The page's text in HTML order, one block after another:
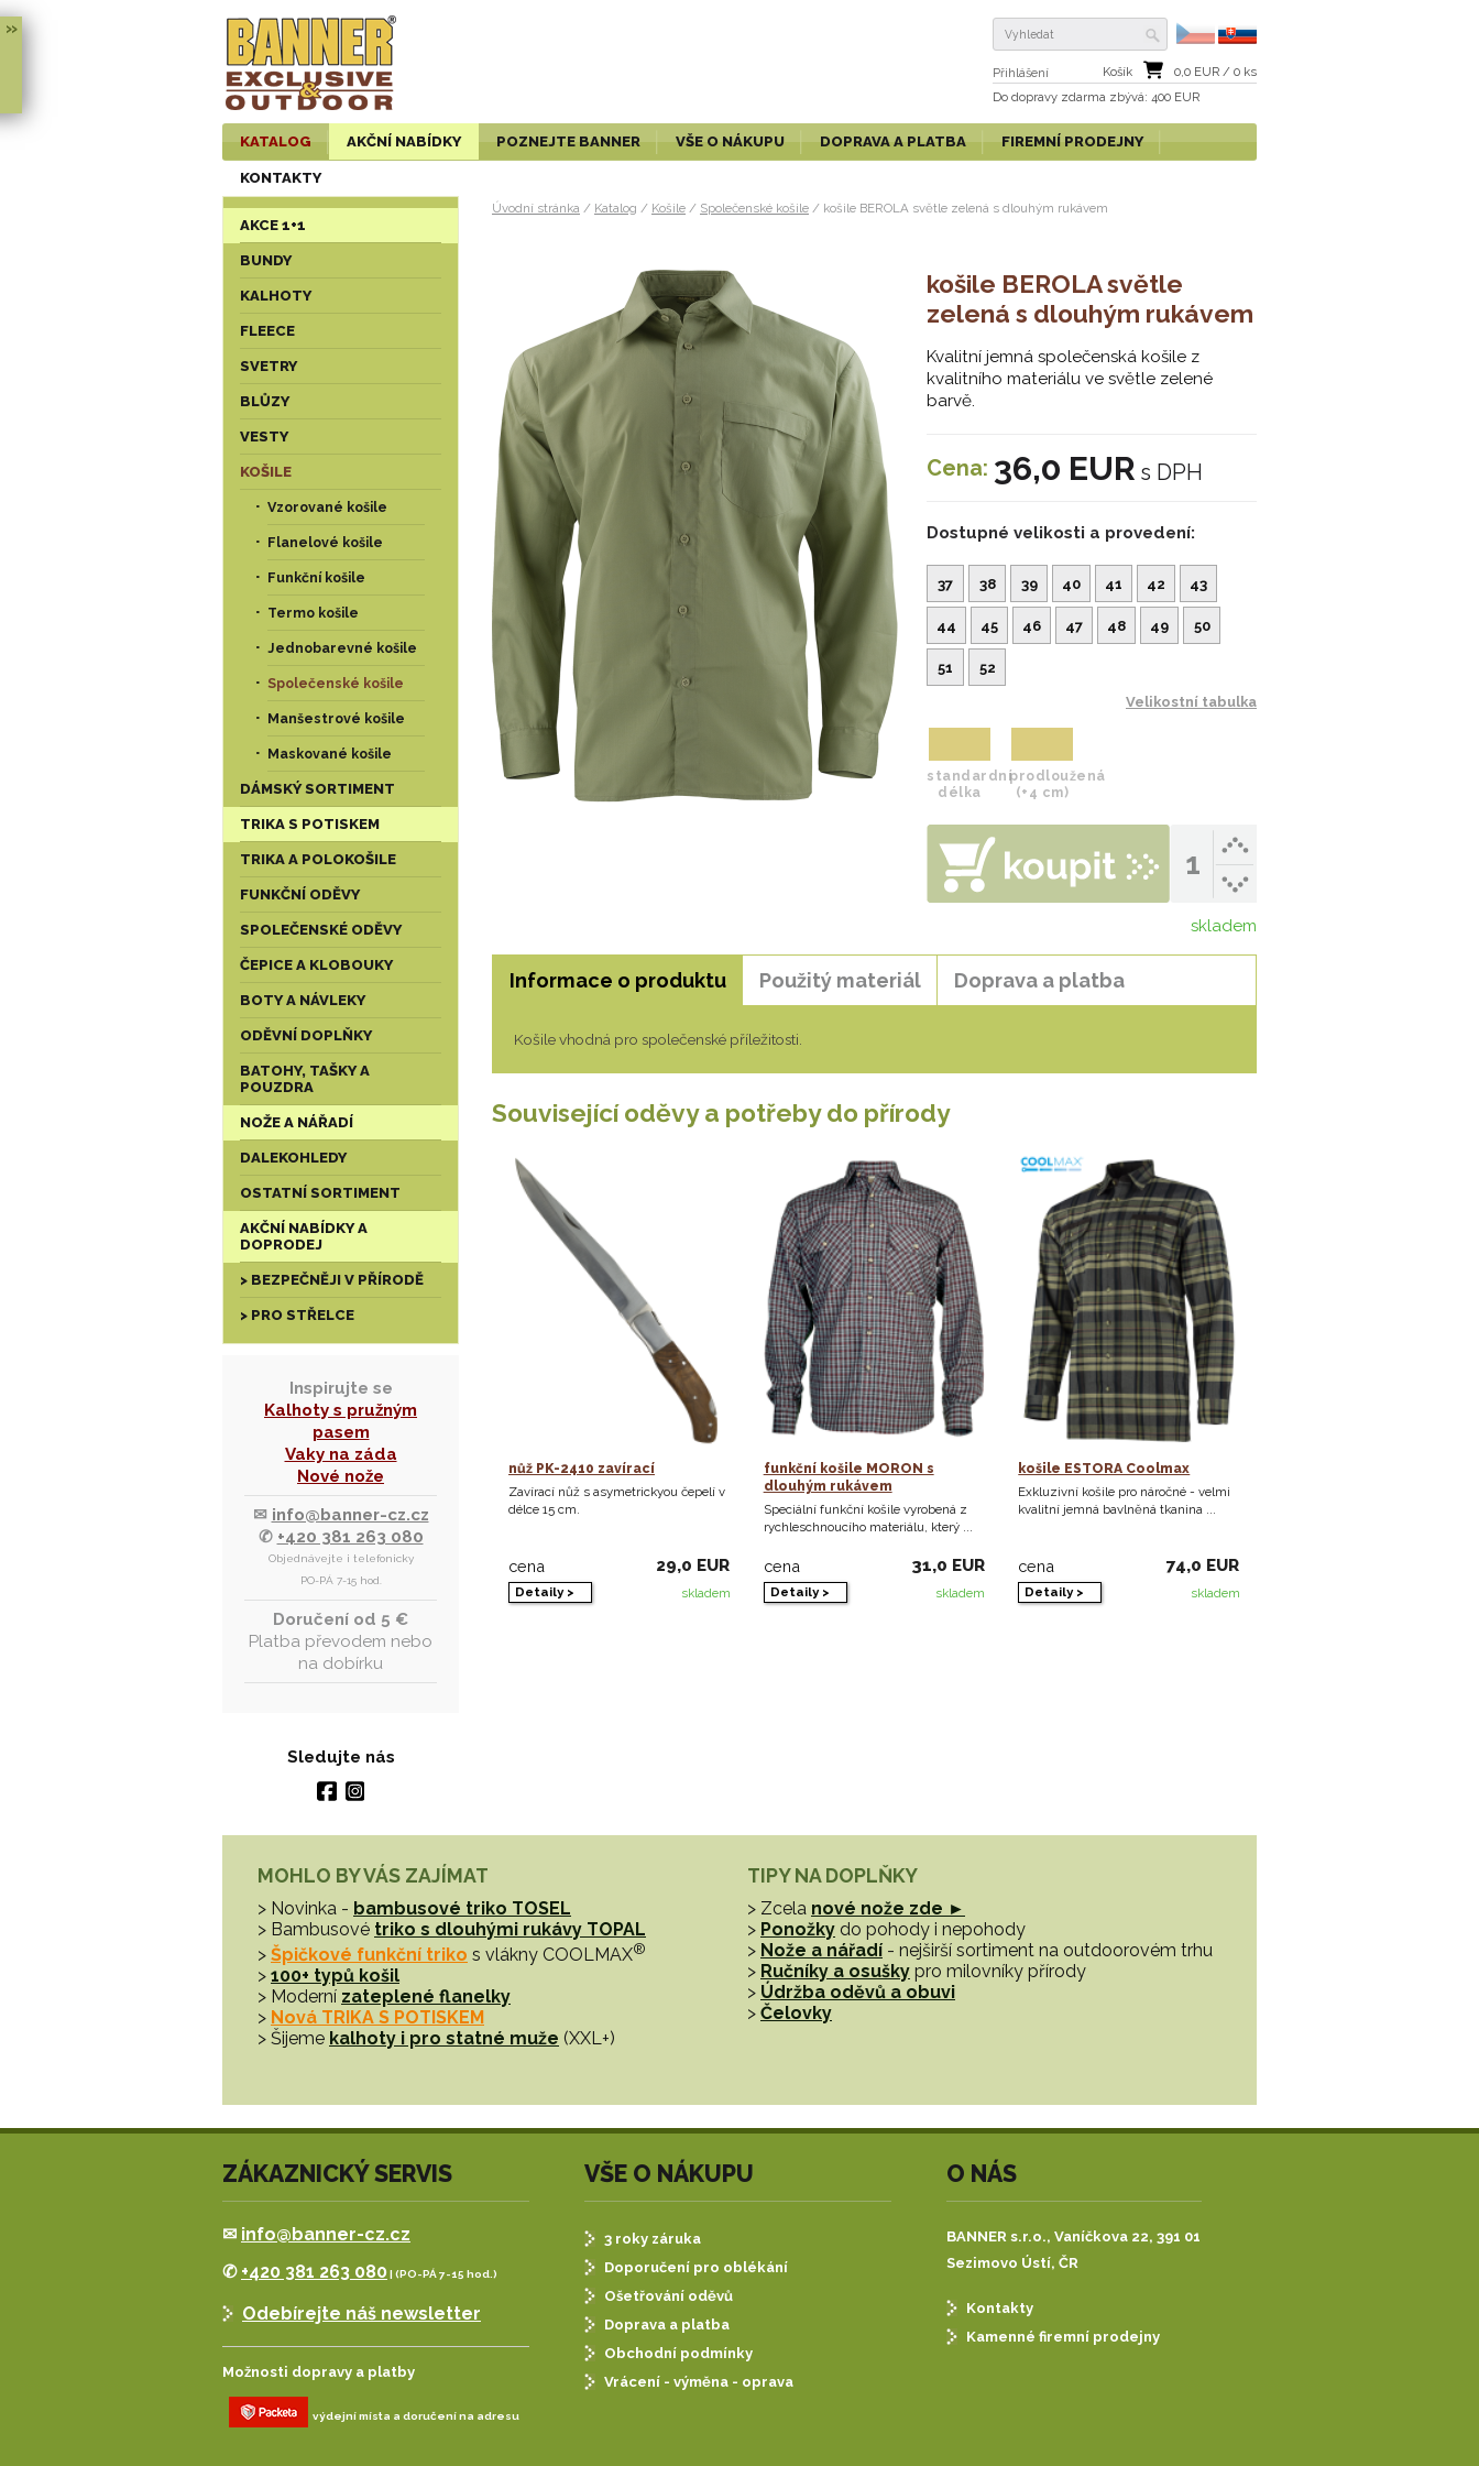
»
Přihlášení Košík 0,0 EUR / 0 ks
Do dopravy zdarma zbývá: 400 EUR
KATALOG AKČNÍ NABÍDKY POZNEJTE BANNER VŠE O NÁKUPU DOPRAVA A PLATBA FIREMNÍ PRODEJNY
KONTAKTY
AKCE 1+1
BUNDY
KALHOTY
FLEECE
SVETRY
BLŮZY
VESTY
KOŠILE
Vzorované košile
Flanelové košile
Funkční košile
Termo košile
Jednobarevné košile
Společenské košile
Manšestrové košile
Maskované košile
DÁMSKÝ SORTIMENT
TRIKA S POTISKEM
TRIKA A POLOKOŠILE
FUNKČNÍ ODĚVY
SPOLEČENSKÉ ODĚVY
ČEPICE A KLOBOUKY
BOTY A NÁVLEKY
ODĚVNÍ DOPLŇKY
BATOHY, TAŠKY A
POUZDRA
NOŽE A NÁŘADÍ
DALEKOHLEDY
OSTATNÍ SORTIMENT
AKČNÍ NABÍDKY A
DOPRODEJ
> BEZPEČNĚJI V PŘÍRODĚ
> PRO STŘELCE
Inspirujte se
Kalhoty s pružným
pasem
Vaky na záda
Nové nože
✉ info@banner-cz.cz
✆ +420 381 263 080
Objednávejte i telefonicky
PO-PÁ 7-15 hod.
Doručení od 5 €
Platba převodem nebo
na dobírku
Sledujte nás
Úvodní stránka / Katalog / Košile / Společenské košile / košile BEROLA světle zelená s dlouhým rukávem
košile BEROLA světle
zelená s dlouhým rukávem
Kvalitní jemná společenská košile z
kvalitního materiálu ve světle zelené
barvě.
Cena: 36,0 EUR s DPH
Dostupné velikosti a provedení:
37 38 39 40 41 42 43
44 45 46 47 48 49 50
51 52
Velikostní tabulka
standardní
délka
prodloužená
(+4 cm)
skladem
Informace o produktu Použitý materiál Doprava a platba
Košile vhodná pro společenské příležitosti.
Související oděvy a potřeby do přírody
nůž PK-2410 zavírací
Zavírací nůž s asymetrickyou čepelí v
délce 15 cm.
cena 29,0 EUR
Detaily > skladem
funkční košile MORON s
dlouhým rukávem
Speciální funkční košile vyrobená z
rychleschnoucího materiálu, který ...
cena 31,0 EUR
Detaily > skladem
košile ESTORA Coolmax
Exkluzivní košile pro náročné - velmi
kvalitní jemná bavlněná tkanina ...
cena 74,0 EUR
Detaily > skladem
MOHLO BY VÁS ZAJÍMAT
> Novinka - bambusové triko TOSEL
> Bambusové triko s dlouhými rukávy TOPAL
> Špičkové funkční triko s vlákny COOLMAX®
> 100+ typů košil
> Moderní zateplené flanelky
> Nová TRIKA S POTISKEM
> Šijeme kalhoty i pro statné muže (XXL+)
TIPY NA DOPLŇKY
> Zcela nové nože zde ►
> Ponožky do pohody i nepohody
> Nože a nářadí - nejširší sortiment na outdoorovém trhu
> Ručníky a osušky pro milovníky přírody
> Údržba oděvů a obuvi
> Čelovky
ZÁKAZNICKÝ SERVIS
✉ info@banner-cz.cz
✆ +420 381 263 080| (PO-PÁ 7-15 hod.)
Odebírejte náš newsletter
Možnosti dopravy a platby
výdejní místa a doručení na adresu
VŠE O NÁKUPU
3 roky záruka
Doporučení pro oblékání
Ošetřování oděvů
Doprava a platba
Obchodní podmínky
Vrácení - výměna - oprava
O NÁS
BANNER s.r.o., Vaníčkova 22, 391 01
Sezimovo Ústí, ČR
Kontakty
Kamenné firemní prodejny